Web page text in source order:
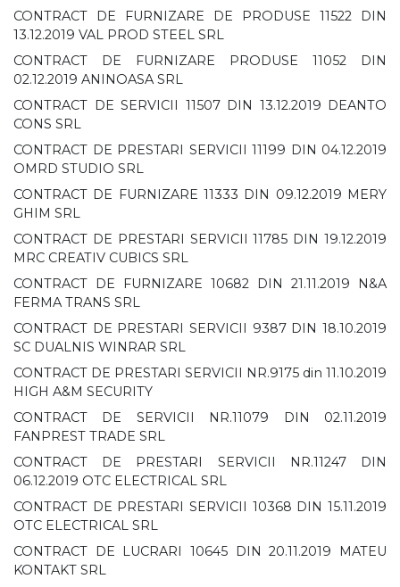
CONTRACT DE FURNIZARE DE PRODUSE 11522 DIN
13.12.2019 VAL PROD STEEL SRL
CONTRACT DE FURNIZARE PRODUSE 11052 DIN
02.12.2019 ANINOASA SRL
CONTRACT DE SERVICII 11507 DIN 13.12.2019 DEANTO
CONS SRL
CONTRACT DE PRESTARI SERVICII 11199 DIN 04.12.2019
OMRD STUDIO SRL
CONTRACT DE FURNIZARE 11333 DIN 09.12.2019 MERY
GHIM SRL
CONTRACT DE PRESTARI SERVICII 11785 DIN 19.12.2019
MRC CREATIV CUBICS SRL
CONTRACT DE FURNIZARE 10682 DIN 21.11.2019 N&A
FERMA TRANS SRL
CONTRACT DE PRESTARI SERVICII 9387 DIN 18.10.2019
SC DUALNIS WINRAR SRL
CONTRACT DE PRESTARI SERVICII NR.9175 din 11.10.2019
HIGH A&M SECURITY
CONTRACT DE SERVICII NR.11079 DIN 02.11.2019
FANPREST TRADE SRL
CONTRACT DE PRESTARI SERVICII NR.11247 DIN
06.12.2019 OTC ELECTRICAL SRL
CONTRACT DE PRESTARI SERVICII 10368 DIN 15.11.2019
OTC ELECTRICAL SRL
CONTRACT DE LUCRARI 10645 DIN 20.11.2019 MATEU
KONTAKT SRL